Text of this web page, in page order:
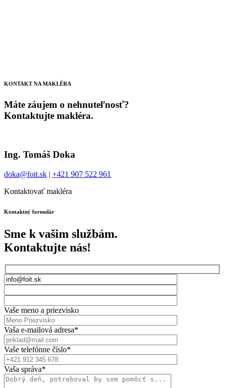
KONTAKT NA MAKLÉRA
Máte záujem o nehnuteľnosť?
Kontaktujte makléra.
Ing. Tomáš Doka
doka@foit.sk | +421 907 522 961
Kontaktovať makléra
Kontaktný formulár
Sme k vašim službám.
Kontaktujte nás!
Vaše meno a priezvisko
Vaša e-mailová adresa*
Vaše telefónne číslo*
Vaša správa*